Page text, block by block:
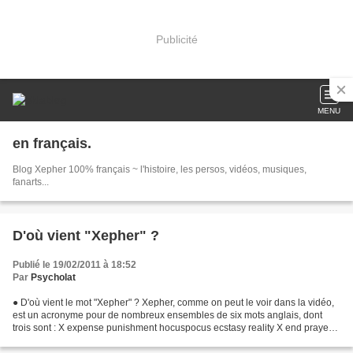
Publicité
MENU
en français.
Blog Xepher 100% français ~ l'histoire, les persos, vidéos, musiques,
fanarts...
D'où vient "Xepher" ?
Publié le 19/02/2011 à 18:52
Par Psycholat
● D'où vient le mot "Xepher" ? Xepher, comme on peut le voir dans la vidéo,
est un acronyme pour de nombreux ensembles de six mots anglais, dont
trois sont : X expense punishment hocuspocus ecstasy reality X end prayer